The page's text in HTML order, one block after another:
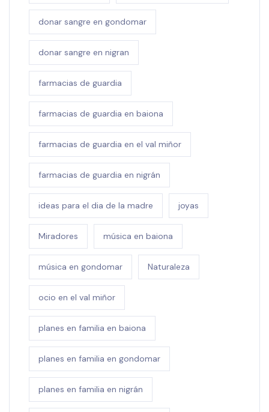
donar sangre en gondomar
donar sangre en nigran
farmacias de guardia
farmacias de guardia en baiona
farmacias de guardia en el val miñor
farmacias de guardia en nigrán
ideas para el dia de la madre joyas
Miradores música en baiona
música en gondomar Naturaleza
ocio en el val miñor
planes en familia en baiona
planes en familia en gondomar
planes en familia en nigrán